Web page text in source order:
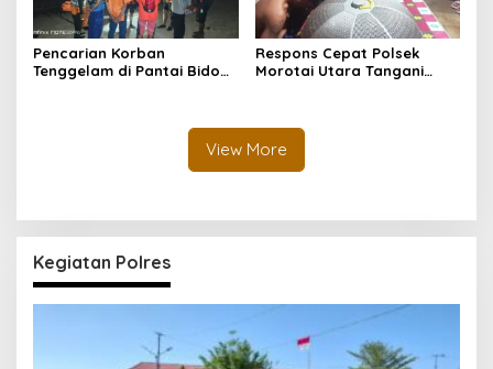
Pencarian Korban
Tenggelam di Pantai Bido
Respons Cepat Polsek
Morotai Utara Tangani
Pencarian Terus Dilanjutkan
View More
Kegiatan Polres